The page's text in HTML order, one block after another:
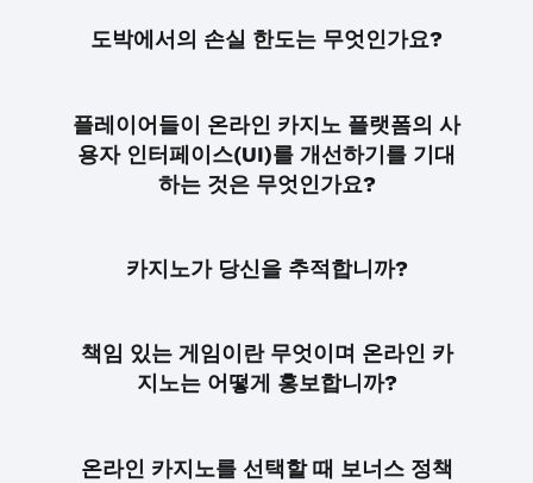
도박에서의 손실 한도는 무엇인가요?
플레이어들이 온라인 카지노 플랫폼의 사
용자 인터페이스(UI)를 개선하기를 기대
하는 것은 무엇인가요?
카지노가 당신을 추적합니까?
책임 있는 게임이란 무엇이며 온라인 카
지노는 어떻게 홍보합니까?
온라인 카지노를 선택할 때 보너스 정책